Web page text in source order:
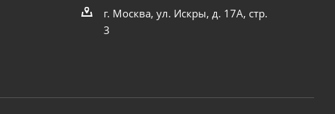
г. Москва, ул. Искры, д. 17А, стр.
3